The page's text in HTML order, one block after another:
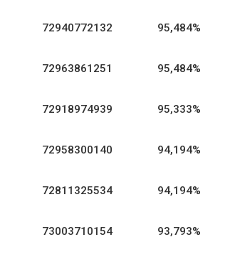
72940772132 95,484%
72963861251 95,484%
72918974939 95,333%
72958300140 94,194%
72811325534 94,194%
73003710154 93,793%